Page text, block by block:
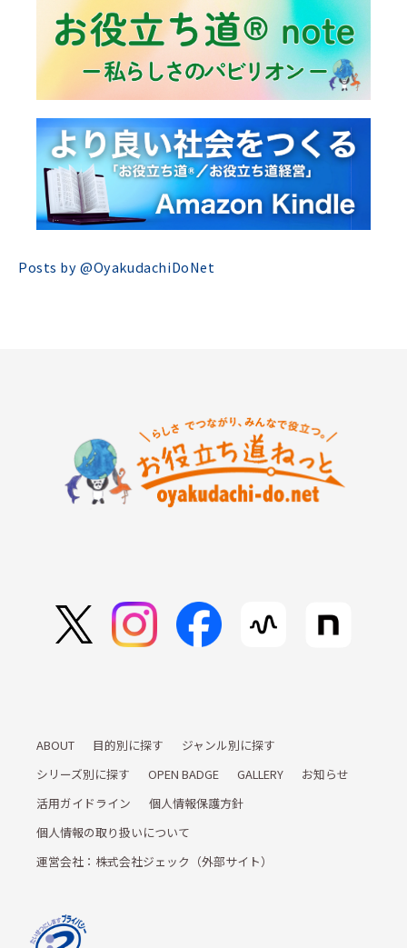
Posts by @OyakudachiDoNet
ABOUT 目的別に探す
ジャンル別に探す
シリーズ別に探す
OPEN BADGE GALLERY
お知らせ
活用ガイドライン
個人情報保護方針
個人情報の取り扱いについて
運営会社：株式会社ジェック（外部サイト）